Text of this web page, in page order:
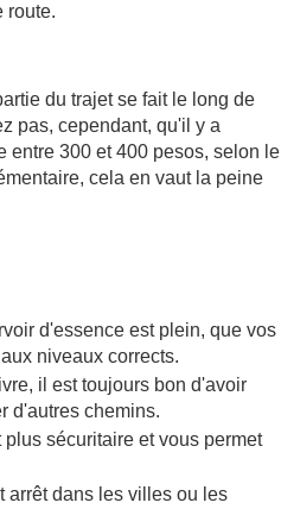
route.
du trajet se fait le long de
pas, cependant, qu'il y a
entre 300 et 400 pesos, selon le
cela en vaut la peine
d'essence est plein, que vos
niveaux corrects.
il est toujours bon d'avoir
d'autres chemins.
sécuritaire et vous permet
arrêt dans les villes ou les